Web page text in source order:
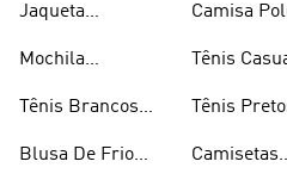
Jaqueta
Mochila
Tênis Brancos
Blusa De Frio
Camisa
Tênis
Tênis
Camisetas